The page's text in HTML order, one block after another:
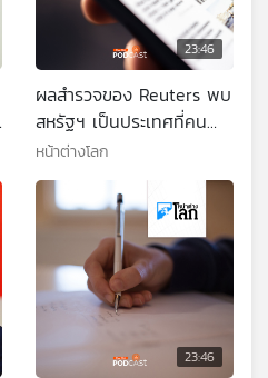
23:46
ผลสำรวจของ Reuters พบ
สหรัฐฯ เป็นประเทศที่คน
ยอมจ่ายเงินสมัครสมาชิก
กับสำนักข่าวมากที่สุด
หน้าต่างโลก
23:46